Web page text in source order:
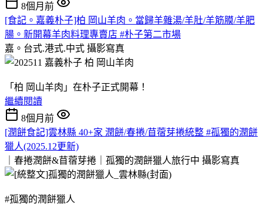
8個月前
[食記。嘉義朴子]柏 岡山羊肉。當歸羊雜湯/羊肚/羊筋膜/羊肥
腸。新開幕羊肉料理專賣店 #朴子第二市場
嘉。台式.港式.中式 攝影寫真
「柏 岡山羊肉」在朴子正式開幕！
繼續閱讀
8個月前
[潤餅食記]雲林縣 40+家 潤餅/春捲/苜蓿芽捲統整 #孤獨的潤餅
獵人(2025.12更新)
｜春捲潤餅&苜蓿芽捲｜孤獨的潤餅獵人旅行中 攝影寫真
#孤獨的潤餅獵人